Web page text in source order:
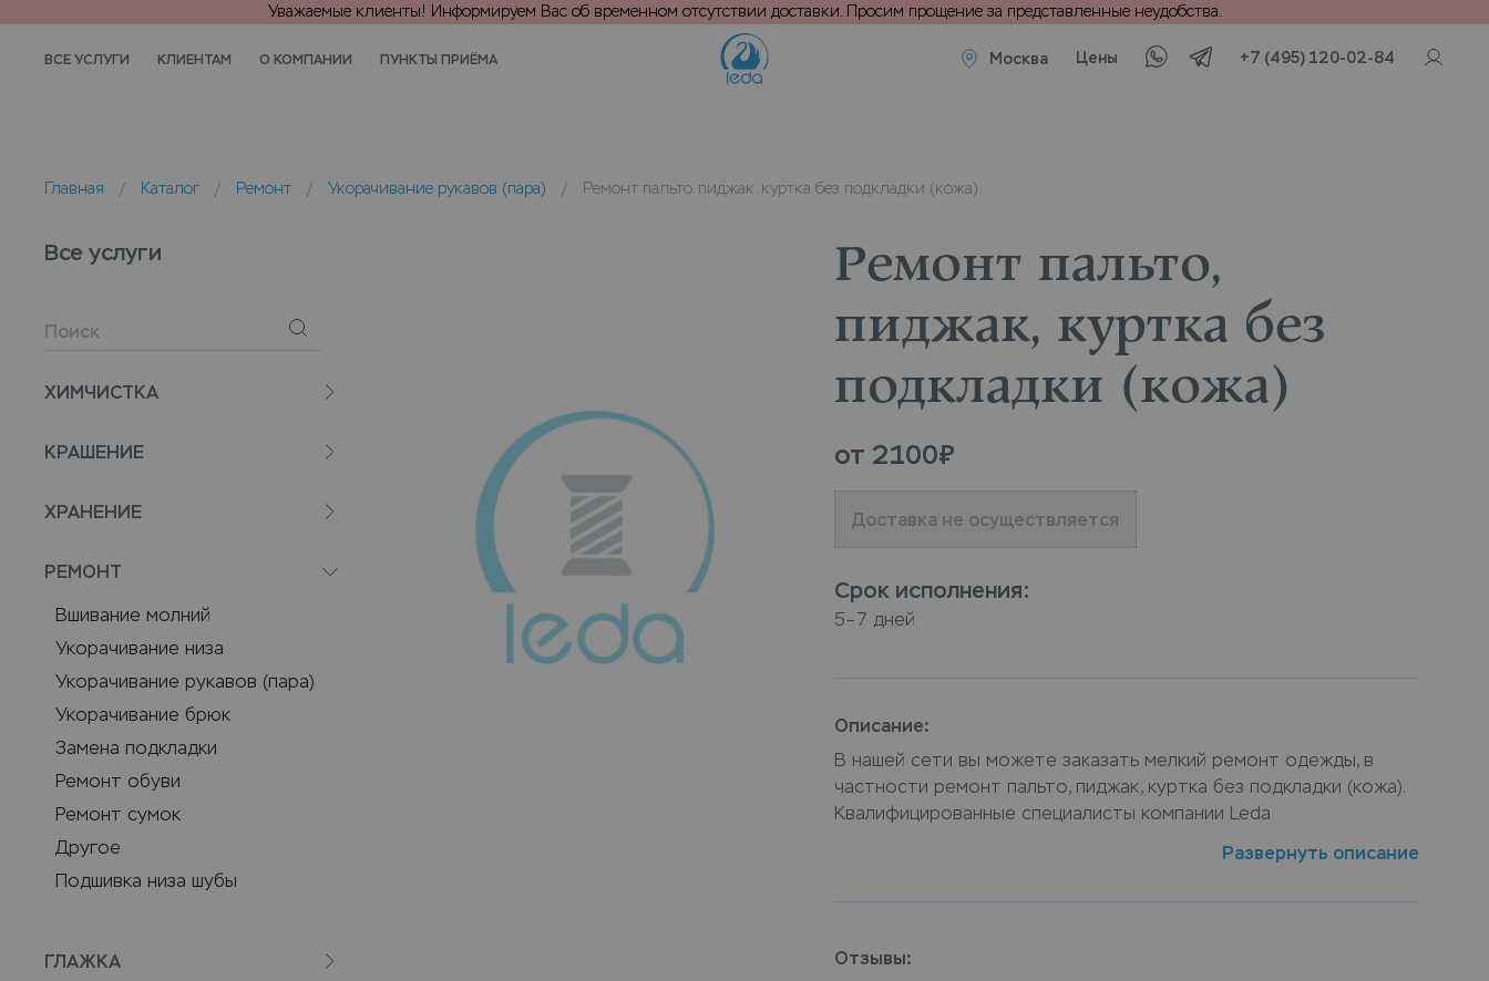
Уважаемые клиенты! Информируем Вас об временном отсутствии доставки. Просим прощение за представленные неудобства.
ВСЕ УСЛУГИ КЛИЕНТАМ О КОМПАНИИ ПУНКТЫ ПРИЁМА Москва Цены +7 (495) 120-02-84
Главная / Каталог / Ремонт / Укорачивание рукавов (пара) / Ремонт пальто, пиджак, куртка без подкладки (кожа)
Все услуги
ХИМЧИСТКА
КРАШЕНИЕ
ХРАНЕНИЕ
РЕМОНТ
Вшивание молний
Укорачивание низа
Укорачивание рукавов (пара)
Укорачивание брюк
Замена подкладки
Ремонт обуви
Ремонт сумок
Другое
Подшивка низа шубы
ГЛАЖКА
Ремонт пальто,
пиджак, куртка без
подкладки (кожа)
от 2100₽
Доставка не осуществляется
Срок исполнения:
5–7 дней
Описание:
В нашей сети вы можете заказать мелкий ремонт одежды, в
частности ремонт пальто, пиджак, куртка без подкладки (кожа).
Квалифицированные специалисты компании Leda
Осуществить ремонт пальто, пиджак, куртка без подкладки
когда все будет готов.
Развернуть описание
Отзывы: